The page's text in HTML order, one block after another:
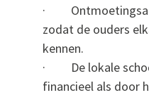
·
zodat de ouders
kennen.
· De lokale
financieel als door